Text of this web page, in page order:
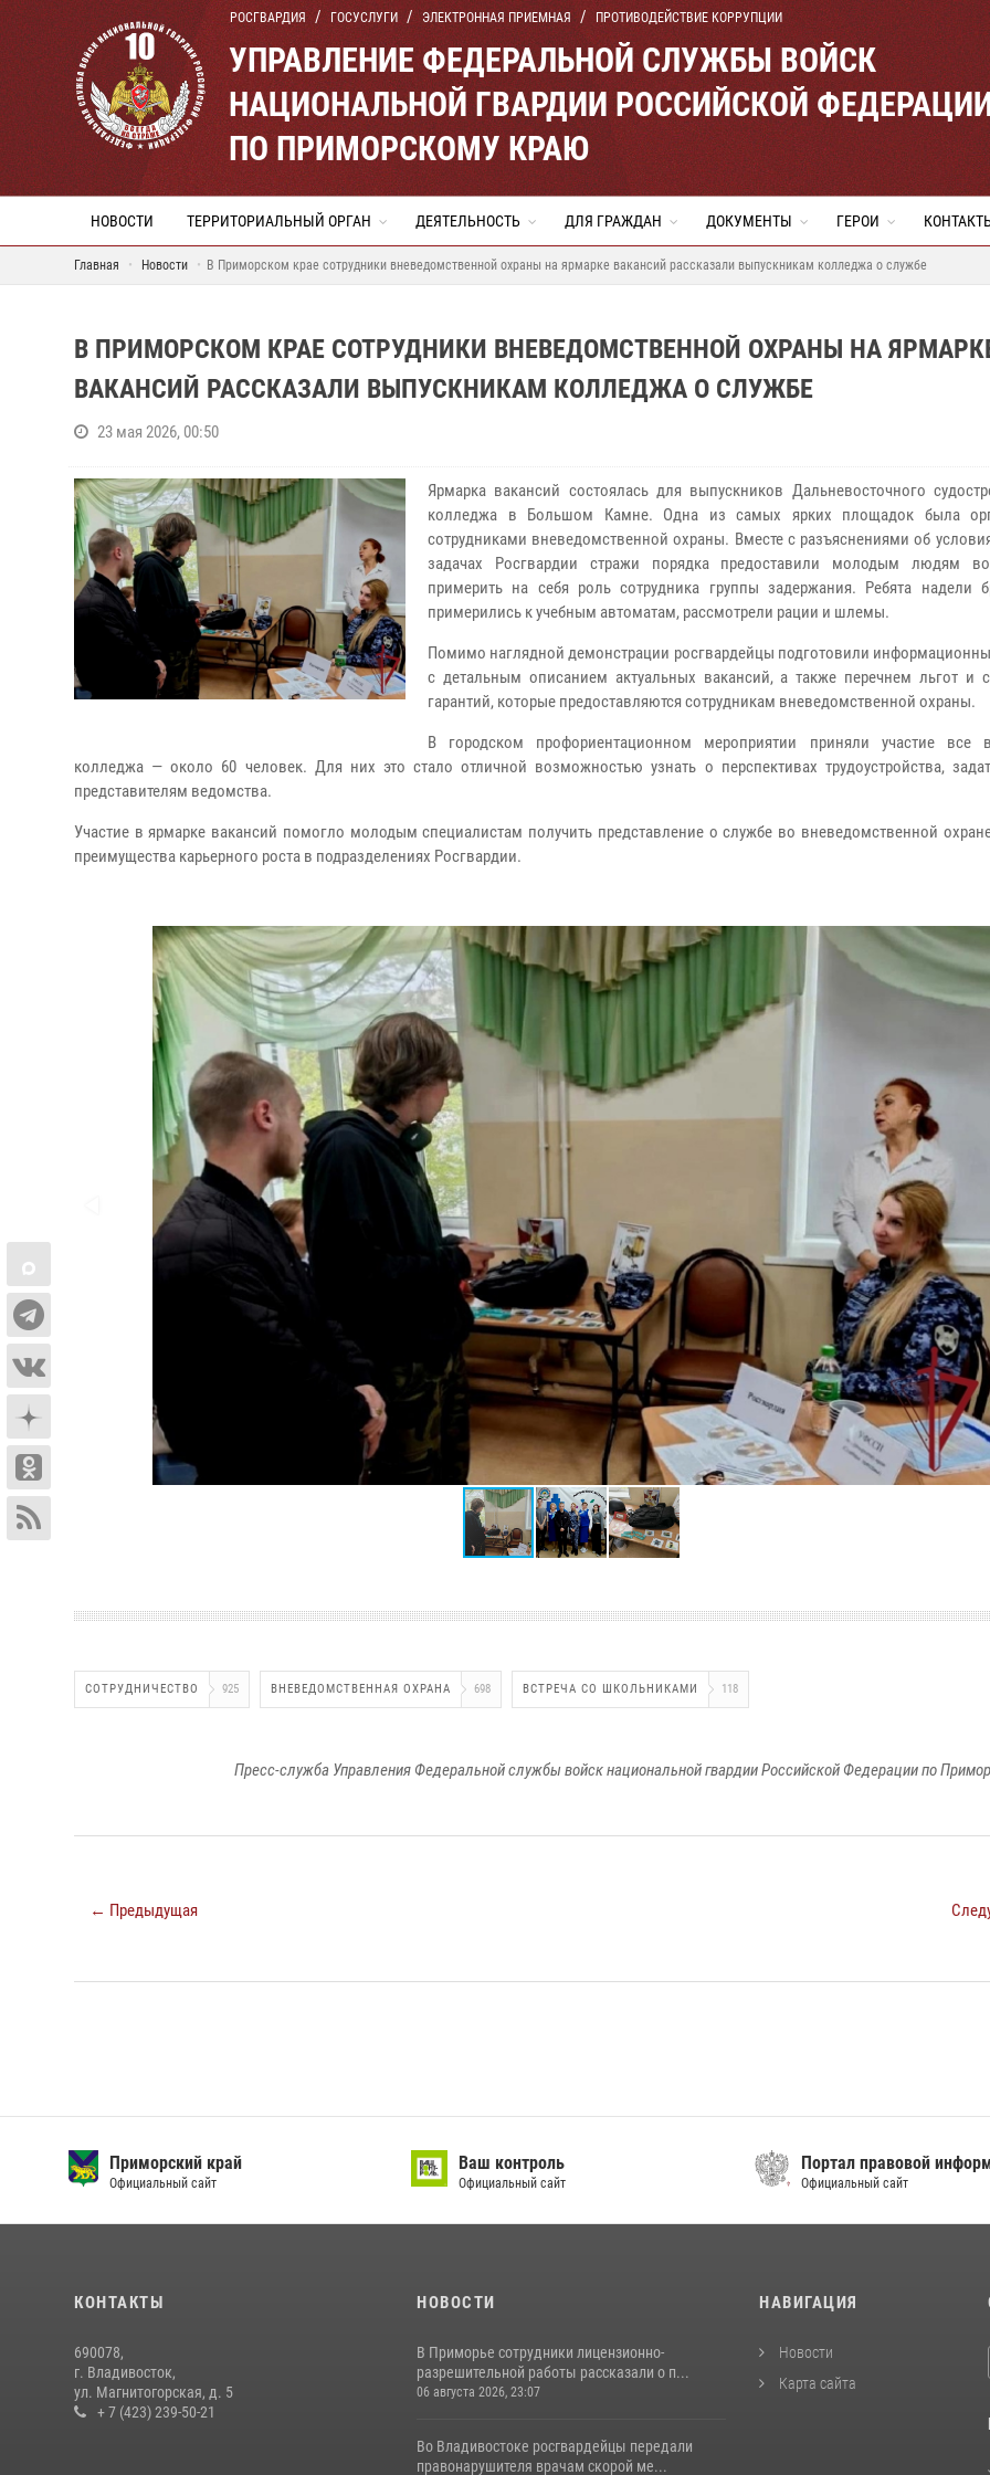
РОСГВАРДИЯ ГОСУСЛУГИ ЭЛЕКТРОННАЯ ПРИЕМНАЯ ПРОТИВОДЕЙСТВИЕ КОРРУПЦИИ
УПРАВЛЕНИЕ ФЕДЕРАЛЬНОЙ СЛУЖБЫ ВОЙСК
НАЦИОНАЛЬНОЙ ГВАРДИИ РОССИЙСКОЙ
ПО ПРИМОРСКОМУ КРАЮ
НОВОСТИ ТЕРРИТОРИАЛЬНЫЙ ОРГАН ДЕЯТЕЛЬНОСТЬ ДЛЯ ГРАЖДАН ДОКУМЕНТЫ ГЕРОИ
Главная Новости В Приморском крае сотрудники вневедомственной охраны на ярмарке вакансий рассказали выпускникам колледжа о службе
В ПРИМОРСКОМ КРАЕ СОТРУДНИКИ ВНЕВЕДОМСТВЕННОЙ ОХРАНЫ НА
ВАКАНСИЙ РАССКАЗАЛИ ВЫПУСКНИКАМ КОЛЛЕДЖА О СЛУЖБЕ
23 мая 2026, 00:50
Ярмарка вакансий состоялась для выпускников Дальневосточного
колледжа в Большом Камне. Одна из самых ярких площадок была
сотрудниками вневедомственной охраны. Вместе с разъяснениями об
задачах Росгвардии стражи порядка предоставили молодым людям
примерить на себя роль сотрудника группы задержания. Ребята надели
примерились к учебным автоматам, рассмотрели рации и шлемы.
Помимо наглядной демонстрации росгвардейцы подготовили
с детальным описанием актуальных вакансий, а также перечнем льгот и
гарантий, которые предоставляются сотрудникам вневедомственной охраны.
В городском профориентационном мероприятии приняли участие все
колледжа — около 60 человек. Для них это стало отличной возможностью узнать о перспективах трудоустройства,
представителям ведомства.
Участие в ярмарке вакансий помогло молодым специалистам получить представление о службе во вневедомственной
преимущества карьерного роста в подразделениях Росгвардии.
СОТРУДНИЧЕСТВО 925 ВНЕВЕДОМСТВЕННАЯ ОХРАНА 698 ВСТРЕЧА СО ШКОЛЬНИКАМИ 118
Пресс-служба Управления Федеральной службы войск национальной гвардии Российской Федерации по
← Предыдущая
Приморский край
Официальный сайт
Ваш контроль
Официальный сайт
Портал правовой
Официальный сайт
КОНТАКТЫ
690078,
г. Владивосток,
ул. Магнитогорская, д. 5
+ 7 (423) 239-50-21
НОВОСТИ
В Приморье сотрудники лицензионно-
разрешительной работы рассказали о п...
06 августа 2026, 23:07
Во Владивостоке росгвардейцы передали
правонарушителя врачам скорой ме...
НАВИГАЦИЯ
Новости
Карта сайта